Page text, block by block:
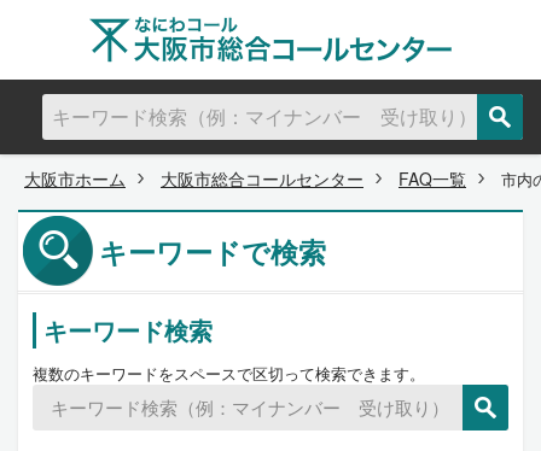
大阪市ホーム 大阪市総合コールセンター FAQ一覧 市内
キーワードで検索
キーワード検索
複数のキーワードをスペースで区切って検索できます。